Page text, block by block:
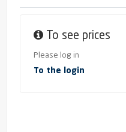
To see prices
Please log in
To the login